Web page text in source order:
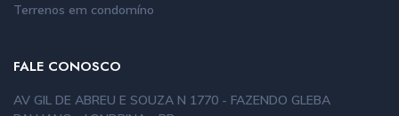
Terrenos em condomíno
FALE CONOSCO
AV GIL DE ABREU E SOUZA N 1770 - FAZENDO GLEBA